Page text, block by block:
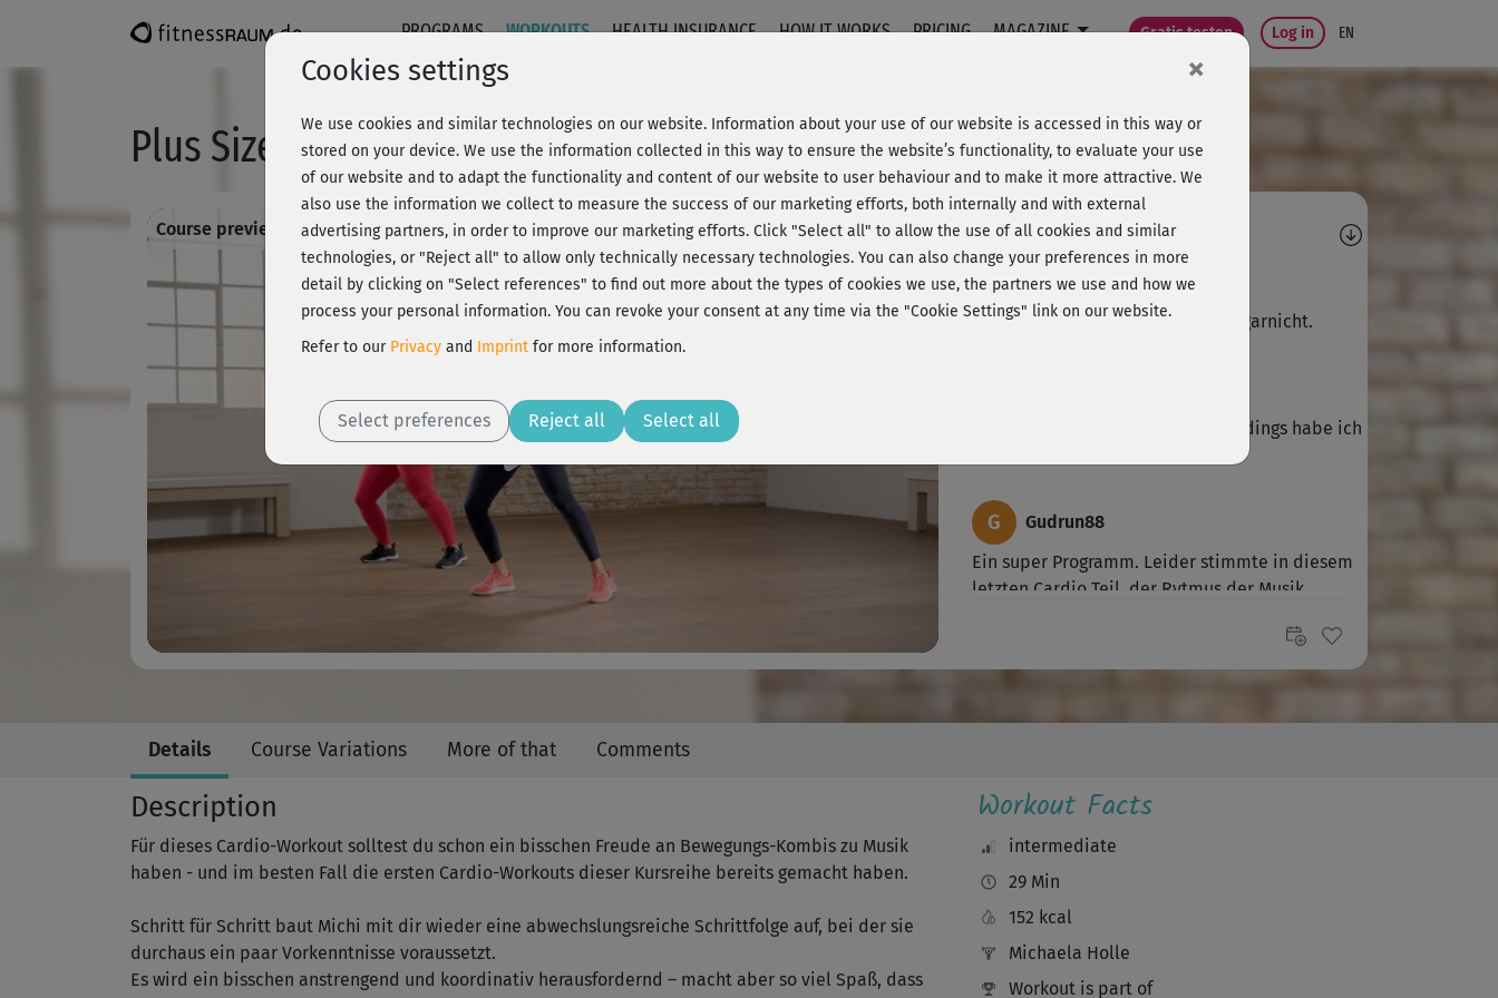
PROGRAMS WORKOUTS HEALTH INSURANCE HOW IT WORKS PRICING MAGAZINE Gratis testen Log in EN
Plus Size 2 - Cardio 6
Play
Video
Course preview - register and train all! 20% Rabatt + Wunsch-Goodie Comments
M
Martina287
Leider passte für mich die musik garnicht.
Wieder ein tolles Programm! Allerdings habe ich
G
Gudrun88
Ein super Programm. Leider stimmte in diesem
letzten Cardio Teil, der Rytmus der Musik...
Ansich schöne, mal wieder andere Übungen im
S
Habe versucht es hinzukriegen aber etwas...
Details Course Variations More of that Comments
Description
Für dieses Cardio-Workout solltest du schon ein bisschen Freude an Bewegungs-Kombis zu Musik
haben - und im besten Fall die ersten Cardio-Workouts dieser Kursreihe bereits gemacht haben.
Schritt für Schritt baut Michi mit dir wieder eine abwechslungsreiche Schrittfolge auf, bei der sie
durchaus ein paar Vorkenntnisse voraussetzt.
Es wird ein bisschen anstrengend und koordinativ herausfordernd – macht aber so viel Spaß, dass
Workout Facts
intermediate
29 Min
152 kcal
Michaela Holle
Workout is part of
Cookies settings ×
We use cookies and similar technologies on our website. Information about your use of our website is accessed in this way or
stored on your device. We use the information collected in this way to ensure the website’s functionality, to evaluate your use
of our website and to adapt the functionality and content of our website to user behaviour and to make it more attractive. We
also use the information we collect to measure the success of our marketing efforts, both internally and with external
advertising partners, in order to improve our marketing efforts. Click "Select all" to allow the use of all cookies and similar
technologies, or "Reject all" to allow only technically necessary technologies. You can also change your preferences in more
detail by clicking on "Select references" to find out more about the types of cookies we use, the partners we use and how we
process your personal information. You can revoke your consent at any time via the "Cookie Settings" link on our website.
Refer to our Privacy and Imprint for more information.
Select preferences Reject all Select all